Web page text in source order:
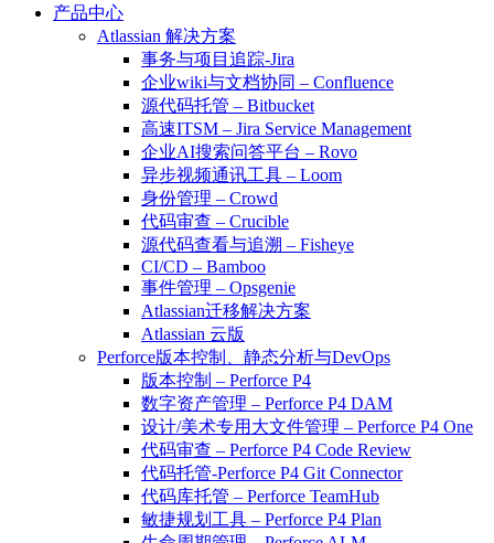
产品中心
Atlassian 解决方案
事务与项目追踪-Jira
企业wiki与文档协同 – Confluence
源代码托管 – Bitbucket
高速ITSM – Jira Service Management
企业AI搜索问答平台 – Rovo
异步视频通讯工具 – Loom
身份管理 – Crowd
代码审查 – Crucible
源代码查看与追溯 – Fisheye
CI/CD – Bamboo
事件管理 – Opsgenie
Atlassian迁移解决方案
Atlassian 云版
Perforce版本控制、静态分析与DevOps
版本控制 – Perforce P4
数字资产管理 – Perforce P4 DAM
设计/美术专用大文件管理 – Perforce P4 One
代码审查 – Perforce P4 Code Review
代码托管-Perforce P4 Git Connector
代码库托管 – Perforce TeamHub
敏捷规划工具 – Perforce P4 Plan